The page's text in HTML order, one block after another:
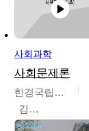
사회과학
사회문제론
한경국립대학교
김구민